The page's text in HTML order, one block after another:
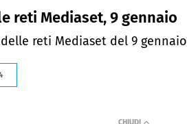
reti Mediaset, 9 gennaio
reti Mediaset del 9 gennaio